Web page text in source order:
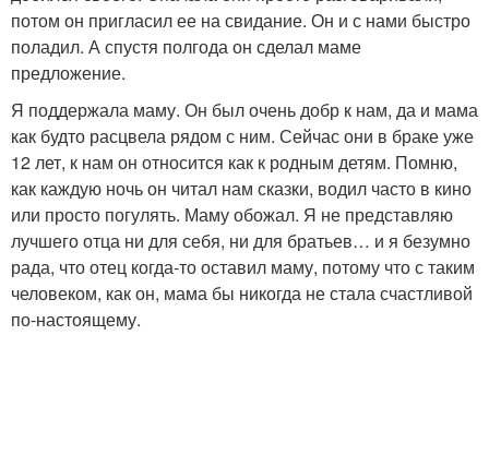
потом он пригласил ее на свидание. Он и с нами быстро
поладил. А спустя полгода он сделал маме
предложение.
Я поддержала маму. Он был очень добр к нам, да и мама
как будто расцвела рядом с ним. Сейчас они в браке уже
12 лет, к нам он относится как к родным детям. Помню,
как каждую ночь он читал нам сказки, водил часто в кино
или просто погулять. Маму обожал. Я не представляю
лучшего отца ни для себя, ни для братьев… и я безумно
рада, что отец когда-то оставил маму, потому что с таким
человеком, как он, мама бы никогда не стала счастливой
по-настоящему.